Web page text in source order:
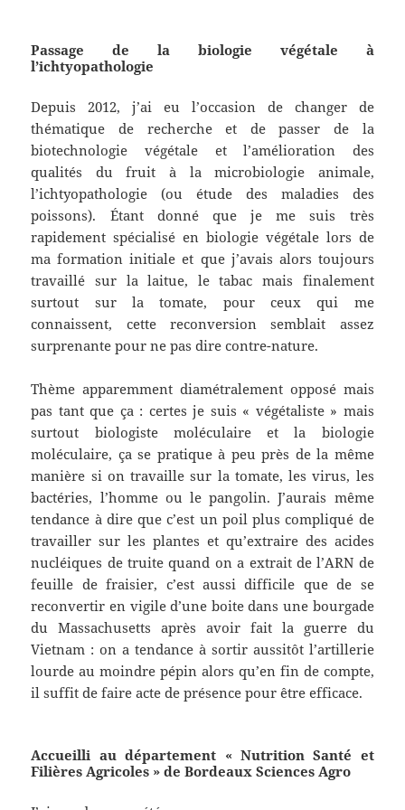
Passage de la biologie végétale à
l’ichtyopathologie
Depuis 2012, j’ai eu l’occasion de changer de
thématique de recherche et de passer de la
biotechnologie végétale et l’amélioration des
qualités du fruit à la microbiologie animale,
l’ichtyopathologie (ou étude des maladies des
poissons). Étant donné que je me suis très
rapidement spécialisé en biologie végétale lors de
ma formation initiale et que j’avais alors toujours
travaillé sur la laitue, le tabac mais finalement
surtout sur la tomate, pour ceux qui me
connaissent, cette reconversion semblait assez
surprenante pour ne pas dire contre-nature.
Thème apparemment diamétralement opposé mais
pas tant que ça : certes je suis « végétaliste » mais
surtout biologiste moléculaire et la biologie
moléculaire, ça se pratique à peu près de la même
manière si on travaille sur la tomate, les virus, les
bactéries, l’homme ou le pangolin. J’aurais même
tendance à dire que c’est un poil plus compliqué de
travailler sur les plantes et qu’extraire des acides
nucléiques de truite quand on a extrait de l’ARN de
feuille de fraisier, c’est aussi difficile que de se
reconvertir en vigile d’une boite dans une bourgade
du Massachusetts après avoir fait la guerre du
Vietnam : on a tendance à sortir aussitôt l’artillerie
lourde au moindre pépin alors qu’en fin de compte,
il suffit de faire acte de présence pour être efficace.
Accueilli au département « Nutrition Santé et
Filières Agricoles » de Bordeaux Sciences Agro